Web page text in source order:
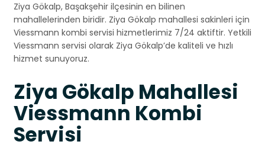
Ziya Gökalp, Başakşehir ilçesinin en bilinen
mahallelerinden biridir. Ziya Gökalp mahallesi sakinleri için
Viessmann kombi servisi hizmetlerimiz 7/24 aktiftir. Yetkili
Viessmann servisi olarak Ziya Gökalp’de kaliteli ve hızlı
hizmet sunuyoruz.
Ziya Gökalp Mahallesi
Viessmann Kombi
Servisi